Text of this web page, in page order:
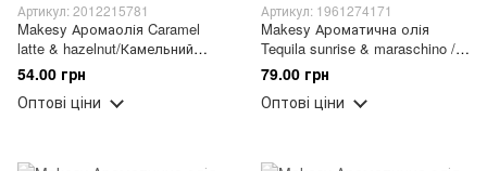
Артикул: 2012215781
Makesy Аромаолія Caramel
latte & hazelnut/Камельний
лате та фундук, 10 грамів для
свічок
54.00 грн
Оптові ціни
Артикул: 1961274171
Makesy Ароматична олія
Tequila sunrise & maraschino /
Текіла санрайз + мараскіно,
10 грамів
79.00 грн
Оптові ціни